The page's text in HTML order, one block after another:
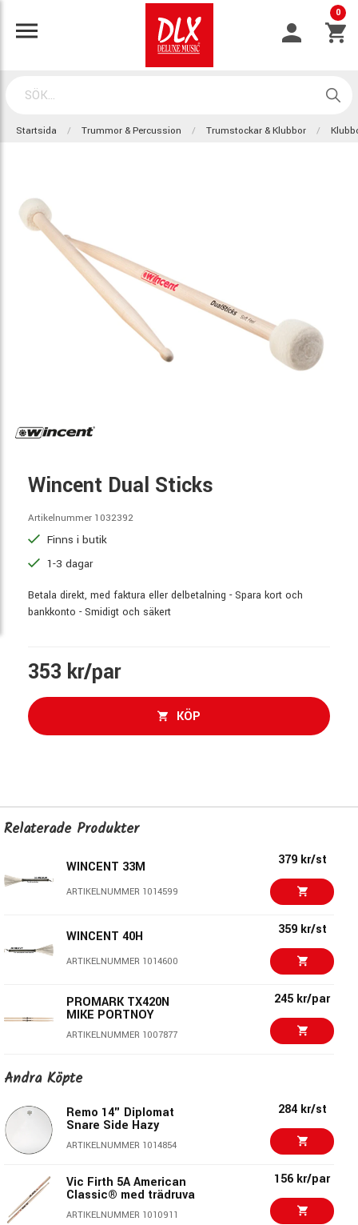
0
Startsida Trummor & Percussion Trumstockar & Klubbor
Wincent Dual Sticks
Artikelnummer 1032392
Finns i butik
1-3 dagar
Betala direkt, med faktura eller delbetalning - Spara kort och
bankkonto - Smidigt och säkert
353 kr/par
KÖP
Relaterade Produkter
WINCENT 33M
ARTIKELNUMMER 1014599
379 kr/st
WINCENT 40H
ARTIKELNUMMER 1014600
359 kr/st
PROMARK TX420N
MIKE PORTNOY
ARTIKELNUMMER 1007877
245 kr/par
PROMARK TX707W
PROMARK TXPCW 195 kr/par
WINCENT 5B XL 165 kr/par
Andra Köpte
Remo 14" Diplomat
Snare Side Hazy
ARTIKELNUMMER 1014854
284 kr/st
Vic Firth 5A American
Classic® med trädruva
ARTIKELNUMMER 1010911
156 kr/par